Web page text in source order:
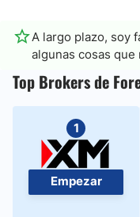
A largo plazo, soy
algunas cosas
Top Brokers de
1
Empezar